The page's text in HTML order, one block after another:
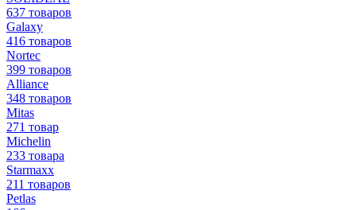
637 товаров
Galaxy
416 товаров
Nortec
399 товаров
Alliance
348 товаров
Mitas
271 товар
Michelin
233 товара
Starmaxx
211 товаров
Petlas